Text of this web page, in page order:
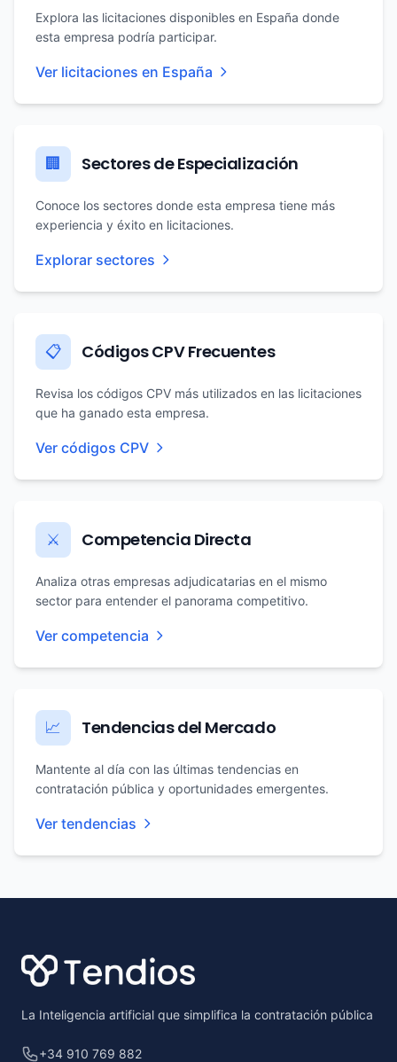
Explora las licitaciones disponibles en España donde
esta empresa podría participar.
Ver licitaciones en España
🏢 Sectores de Especialización
Conoce los sectores donde esta empresa tiene más
experiencia y éxito en licitaciones.
Explorar sectores
📋 Códigos CPV Frecuentes
Revisa los códigos CPV más utilizados en las licitaciones
que ha ganado esta empresa.
Ver códigos CPV
⚔️ Competencia Directa
Analiza otras empresas adjudicatarias en el mismo
sector para entender el panorama competitivo.
Ver competencia
📈 Tendencias del Mercado
Mantente al día con las últimas tendencias en
contratación pública y oportunidades emergentes.
Ver tendencias
La Inteligencia artificial que simplifica la contratación pública
+34 910 769 882